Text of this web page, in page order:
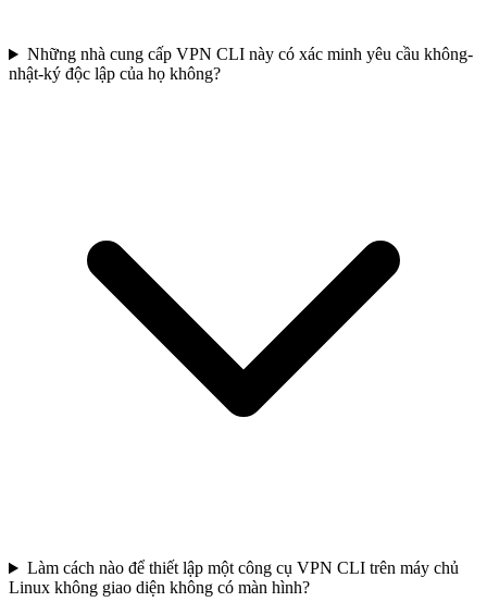
Những nhà cung cấp VPN CLI này có xác minh yêu cầu không-
nhật-ký độc lập của họ không?
Làm cách nào để thiết lập một công cụ VPN CLI trên máy chủ
Linux không giao diện không có màn hình?